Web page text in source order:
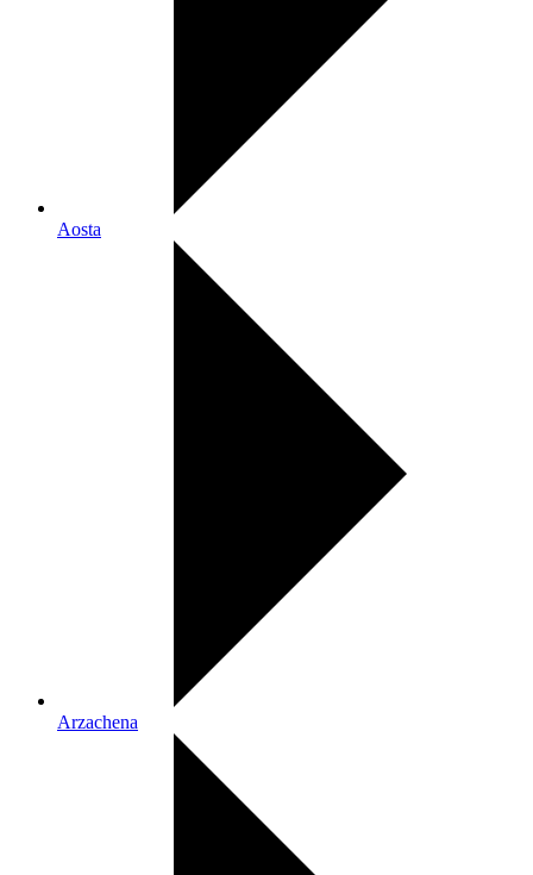
Aosta
Arzachena